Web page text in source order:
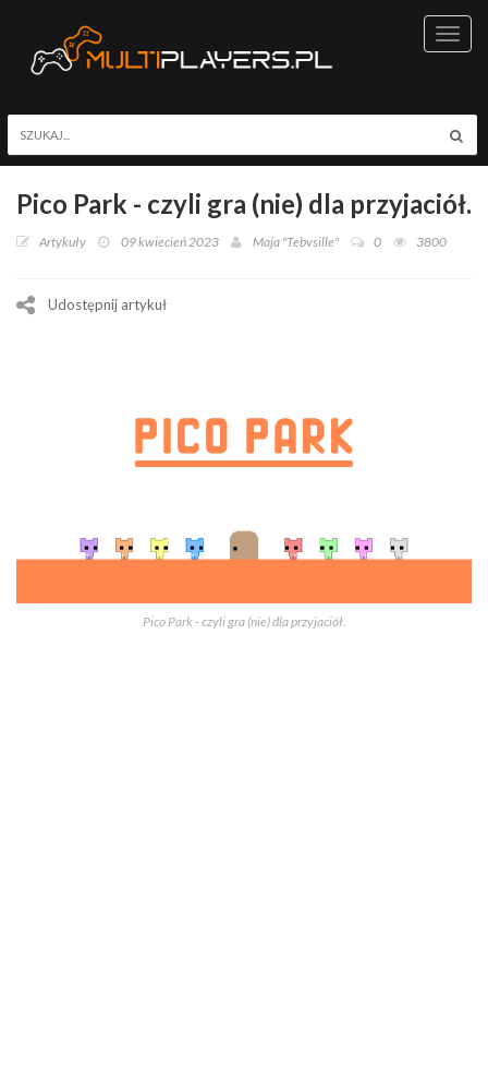
Pico Park - czyli gra (nie) dla przyjaciół.
Artykuły 09 kwiecień 2023 Maja "Tebvsille" 0 3800
Udostępnij artykuł
Pico Park - czyli gra (nie) dla przyjaciół.